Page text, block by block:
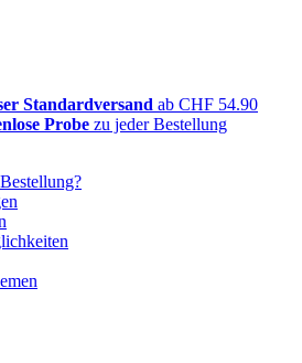
Standardversand ab CHF 54.90
Probe zu jeder Bestellung